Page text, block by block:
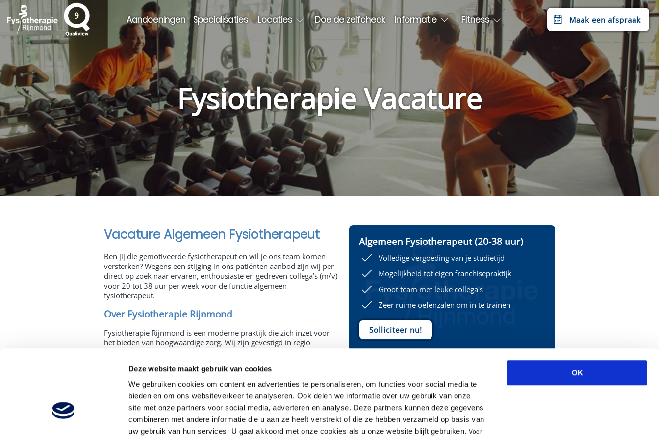
Deze website maakt gebruik van cookies
We gebruiken cookies om content en advertenties te personaliseren, om functies voor social media te
bieden en om ons websiteverkeer te analyseren. Ook delen we informatie over uw gebruik van onze
site met onze partners voor social media, adverteren en analyse. Deze partners kunnen deze gegevens
combineren met andere informatie die u aan ze heeft verstrekt of die ze hebben verzameld op basis van
uw gebruik van hun services. U gaat akkoord met onze cookies als u onze website blijft gebruiken.Voor
OK
9 Aandoeningen Specialisaties Locaties Doe de zelfcheck Informatie Fitness Maak een afspraak
Fysiotherapie Vacature
Vacature Algemeen Fysiotherapeut
Ben jij die gemotiveerde fysiotherapeut en wil je ons team komen
versterken? Wegens een stijging in ons patiënten aanbod zijn wij per
direct op zoek naar ervaren, enthousiaste en gedreven collega’s (m/v)
voor 20 tot 38 uur per week voor de functie algemeen
fysiotherapeut.
Over Fysiotherapie Rijnmond
Fysiotherapie Rijnmond is een moderne praktijk die zich inzet voor
het bieden van hoogwaardige zorg. Wij zijn gevestigd in regio
Rozenburg en Spijkenisse. Onze praktijken beschikken alle over zeer
ruime en moderne oefenzalen en we hebben een team van
vriendelijke en gespecialiseerde fysiotherapeuten die multidisciplinair
samenwerken om de beste resultaten voor onze patiënten te
bereiken. Binnen al onze praktijken ken je de huisartsen,
podotherapeuten, diëtisten, ergotherapeuten en logopedisten
persoonlijk en ontmoet je elkaar aan de lunchtafel.
Algemeen Fysiotherapeut (20-38 uur)
Volledige vergoeding van je studietijd
Mogelijkheid tot eigen franchisepraktijk
Groot team met leuke collega's
Zeer ruime oefenzalen om in te trainen
Solliciteer nu!